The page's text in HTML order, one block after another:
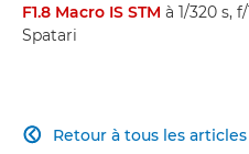
F1.8 Macro IS STM à 1/320 s,
Spatari
Retour à tous les articles
